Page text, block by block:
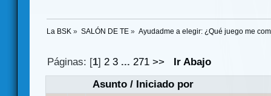
La BSK » SALÓN DE TE » Ayudadme a elegir: ¿Qué juego me
Páginas: [1]2 3 ...271 >>
Ir Abajo
Asunto/ Iniciado por